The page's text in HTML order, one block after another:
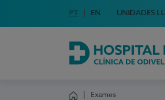
Escolha o seu idioma
Idioma em Português
PT English Language
EN UNIDADES
Hospital da Luz
Exames